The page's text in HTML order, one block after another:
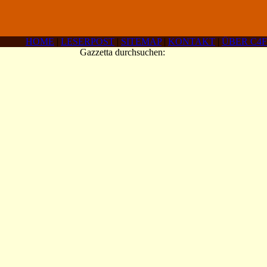
HOME | LESERPOST | SITEMAP| KONTAKT | ÜBER C4F
Gazzetta durchsuchen: